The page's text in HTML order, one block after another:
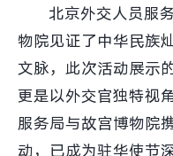
北京外交人员服
物院见证了中华民族
文脉，此次活动展示
更是以外交官独特视
服务局与故宫博物院
动，已成为驻华使节